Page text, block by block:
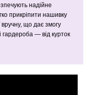
надійне
прикріпити нашивку
що дає змогу
гардероба — від курток